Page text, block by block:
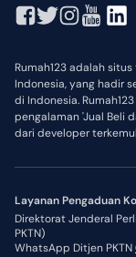
Rumah123 adalah
Indonesia, yang hadir
di Indonesia.
pengalaman 'Jual Beli
dari developer
Layanan Pengaduan
Direktorat Jenderal
PKTN)
WhatsApp Ditjen PKTN